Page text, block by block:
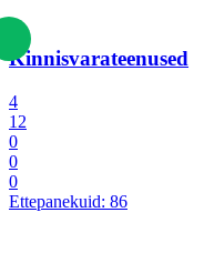
Kinnisvarateenused
4
12
0
0
0
Ettepanekuid: 86